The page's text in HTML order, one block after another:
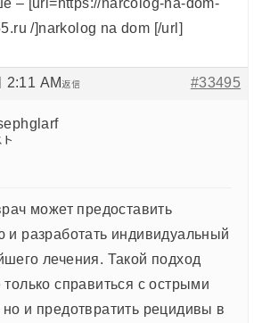
/]narkolog na dom [/url]
2:11 AM #33495
返信
может предоставить
и разработать индивидуальный
лечения. Такой подход
только справиться с острыми
и предотвратить рецидивы в